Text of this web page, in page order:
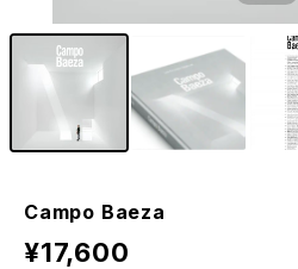
Campo Baeza
¥17,600